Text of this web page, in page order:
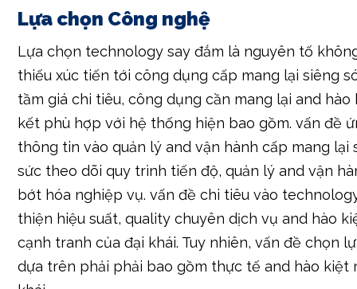
Lựa chọn Công nghệ
Lựa chọn technology say đắm là nguyên tố
thiếu xúc tiến tới công dụng cấp mang lại siêng
tầm giá chi tiêu, công dụng cần mang lại and
kết phù hợp với hệ thống hiện bao gồm. vấn đề
thông tin vào quản lý and vận hành cấp mang lại
sức theo dõi quy trình tiến độ, quản lý and vận
bớt hóa nghiệp vụ. vấn đề chi tiêu vào
thiện hiệu suất, quality chuyên dịch vụ and hào
cạnh tranh của đại khái. Tuy nhiên, vấn đề chọn
dựa trên phải phải bao gồm thực tế and hào kiệt